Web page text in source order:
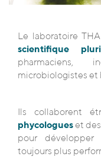
Le laboratoire
scientifique
pharmaciens,
microbiologistes et
Ils collaborent
phycologueset des
pour
toujours plus